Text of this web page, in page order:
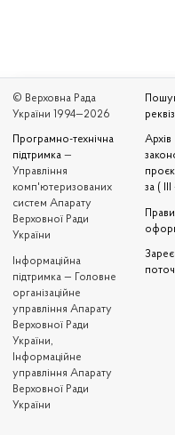
© Верховна Рада
України 1994—2026
Програмно-технічна
підтримка —
Управління
комп'ютеризованих
систем Апарату
Верховної Ради
України
Iнформаційна
підтримка — Головне
організаційне
управління Апарату
Верховної Ради
України,
Інформаційне
управління Апарату
Верховної Ради
України
Архів
за ( III